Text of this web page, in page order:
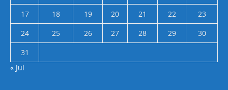
17
18 19 20 21 22
23
24
25 26 27 28 29
30
31
« Jul